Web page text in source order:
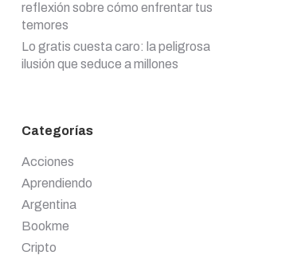
reflexión sobre cómo enfrentar tus
temores
Lo gratis cuesta caro: la peligrosa
ilusión que seduce a millones
Categorías
Acciones
Aprendiendo
Argentina
Bookme
Cripto